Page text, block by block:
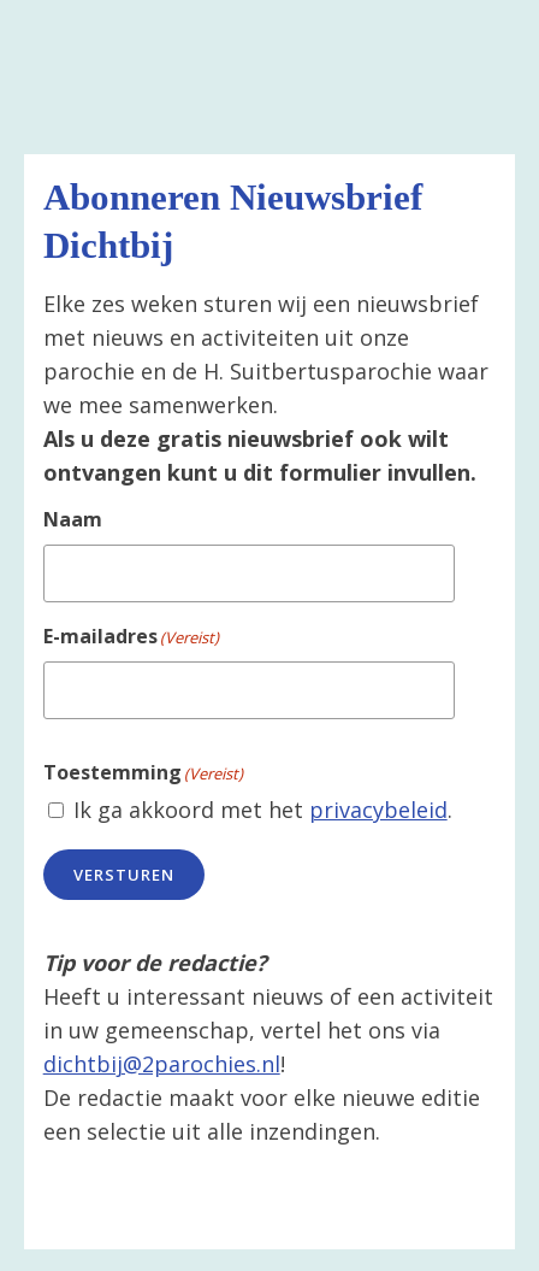
Abonneren Nieuwsbrief
Dichtbij
Elke zes weken sturen wij een nieuwsbrief
met nieuws en activiteiten uit onze
parochie en de H. Suitbertusparochie waar
we mee samenwerken.
Als u deze gratis nieuwsbrief ook wilt
ontvangen kunt u dit formulier invullen.
Naam
E-mailadres(Vereist)
Toestemming (Vereist)
Ik ga akkoord met het privacybeleid.
VERSTUREN
Tip voor de redactie?
Heeft u interessant nieuws of een activiteit
in uw gemeenschap, vertel het ons via
dichtbij@2parochies.nl!
De redactie maakt voor elke nieuwe editie
een selectie uit alle inzendingen.